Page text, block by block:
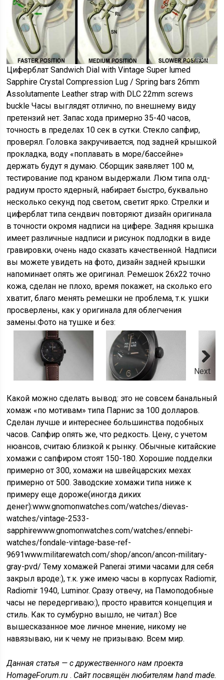
Циферблат Sandwich Dial with Vintage Super lumed
Sapphire Crystal Compression Lug / Spring bars 26mm
Assolutamente Leather strap with DLC 22mm screws
buckle Часы выглядят отлично, по внешнему виду
претензий нет. Запас хода примерно 35-40 часов,
точность в пределах 10 сек в сутки. Стекло сапфир,
проверял. Головка закручивается, под задней крышкой
прокладка, воду «поплавать в море/бассейне»
держать будут я думаю. Сборщик заявляет 100 м,
тестирование под краном выдержали. Люм типа олд-
радиум просто ядерный, набирает быстро, буквально
несколько секунд под светом, светит ярко. Стрелки и
циферблат типа сендвич повторяют дизайн оригинала
в точности окромя надписи на цифере. Задняя крышка
имеет различные надписи и рисунок подлодки в виде
гравировки, очень надо сказать качественной. Надписи
вы можете увидеть на фото, дизайн задней крышки
напоминает опять же оригинал. Ремешок 26х22 точно
кожа, сделан не плохо, время покажет, на сколько его
хватит, благо менять ремешки не проблема, т.к. ушки
просверлены, как у оригинала для облегчения
замены.Фото на тушке и без:
Next
Какой можно сделать вывод: это не совсем банальный
хомаж «по мотивам» типа Парнис за 100 долларов.
Сделан лучше и интереснее большинства подобных
часов. Сапфир опять же, что редкость. Цену, с учетом
нюансов, считаю близкой к рынку. Обычные китайские
хомажи с сапфиром стоят 150-180. Хорошие подделки
примерно от 300, хомажи на швейцарских мехах
примерно от 500. Заводские хомажи типа ниже к
примеру еще дороже(иногда диких
денег):www.gnomonwatches.com/watches/dievas-
watches/vintage-2533-
sapphirewww.gnomonwatches.com/watches/ennebi-
watches/fondale-vintage-base-ref-
9691www.militarewatch.com/shop/ancon/ancon-military-
gray-pvd/ Тему хомажей Panerai этими часами для себя
закрыл вроде:), т.к. уже имею часы в корпусах Radiomir,
Radiomir 1940, Luminor. Сразу отвечу, на Памоподобные
часы не передергиваю:), просто нравится концепция и
стиль. Как то сумбурно вышло, не читал:) Все
вышесказанное мое личное мнение, никому не
навязываю, ни к чему не призываю. Всем мир.
Данная статья — с дружественного нам проекта
HomageForum.ru . Сайт посвящён любителям hand made.